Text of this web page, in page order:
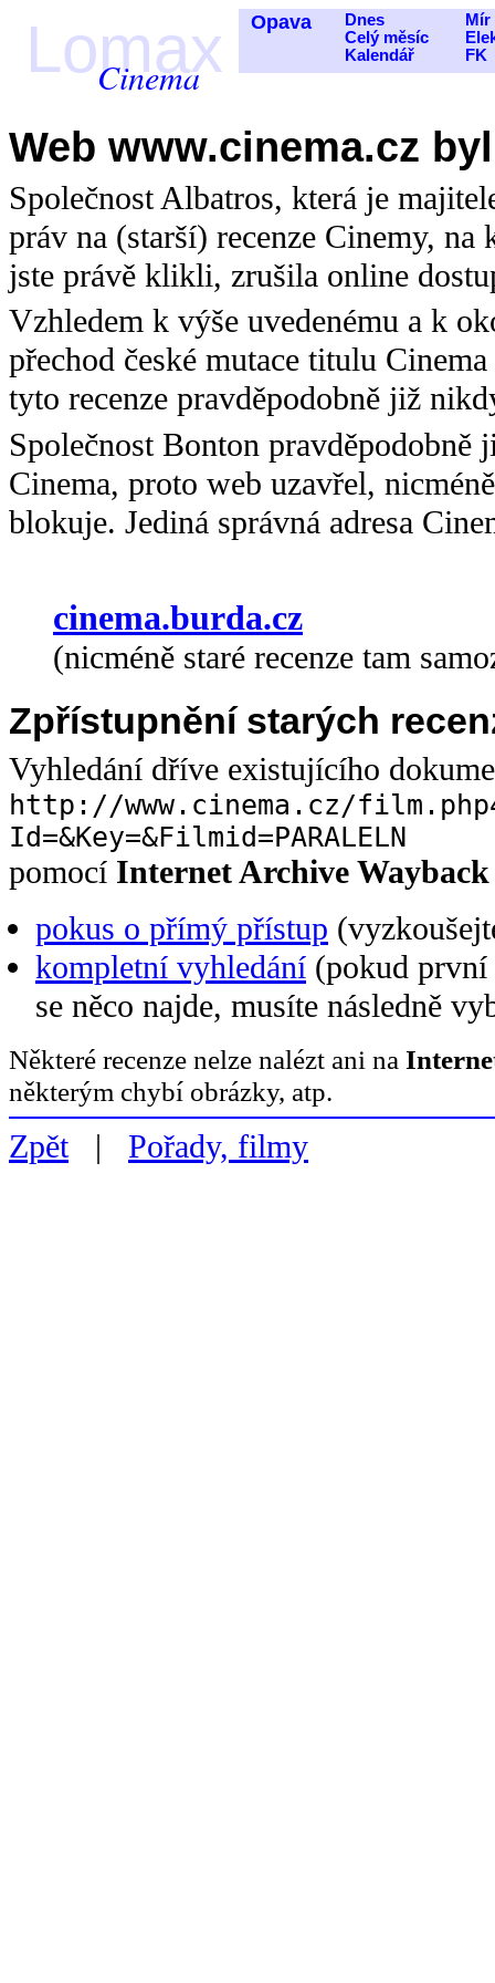
Lomax
Cinema
Opava
Dnes
Celý měsíc
Kalendář
Mír
FK
Web www.cinema.cz
Společnost Albatros, která je
práv na (starší) recenze Cinemy,
jste právě klikli, zrušila online
Vzhledem k výše uvedenému a k
přechod české mutace titulu
tyto recenze pravděpodobně již
Společnost Bonton pravděpodobně
Cinema, proto web uzavřel,
blokuje. Jediná správná adresa
cinema.burda.cz
(nicméně staré recenze tam
Zpřístupnění starých
Vyhledání dříve existujícího
http://www.cinema.cz/
Id=&Key=&Filmid=PARALELN
pomocí Internet Archive
pokus o přímý přístup
kompletní vyhledání (pokud první
se něco najde, musíte následně
Některé recenze nelze nalézt ani na
některým chybí obrázky, atp.
Zpět| Pořady, filmy